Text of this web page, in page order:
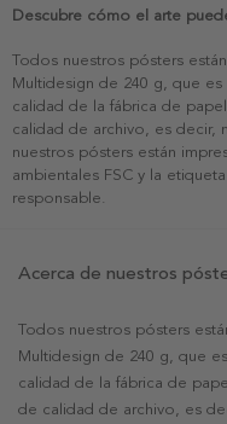
Descubre cómo el arte
Todos nuestros pósters
Multidesign de 240 g, que
calidad de la fábrica de
calidad de archivo, es decir,
nuestros pósters están
ambientales FSC y la
responsable.
Acerca de nuestros
Todos nuestros pósters
Multidesign de 240 g, que
calidad de la fábrica de
de calidad de archivo, es